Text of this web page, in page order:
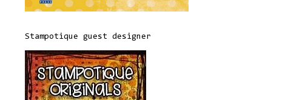
Stampotique guest designer